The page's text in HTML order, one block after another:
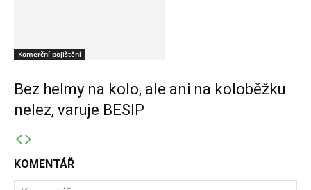
Komerční pojištění
Bez helmy na kolo, ale ani na koloběžku
nelez, varuje BESIP
KOMENTÁŘ